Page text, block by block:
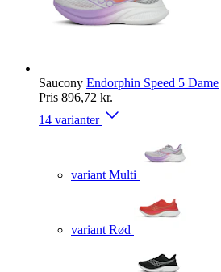
Saucony Endorphin Speed 5 Dame
Pris 896,72 kr.
14 varianter
variant Multi
variant Rød